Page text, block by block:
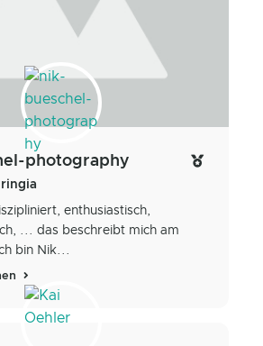
photography
enthusiastisch,
... das beschreibt mich am
bin Nik...